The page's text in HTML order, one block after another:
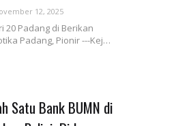
12, 2025
20 Padang di Berikan
Padang, Pionir ---Kej…
Satu Bank BUMN di